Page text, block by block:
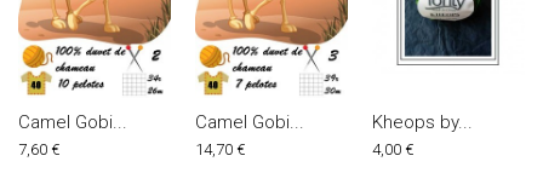
Camel Gobi...
7,60 €
Camel Gobi...
14,70 €
Kheops by...
4,00 €